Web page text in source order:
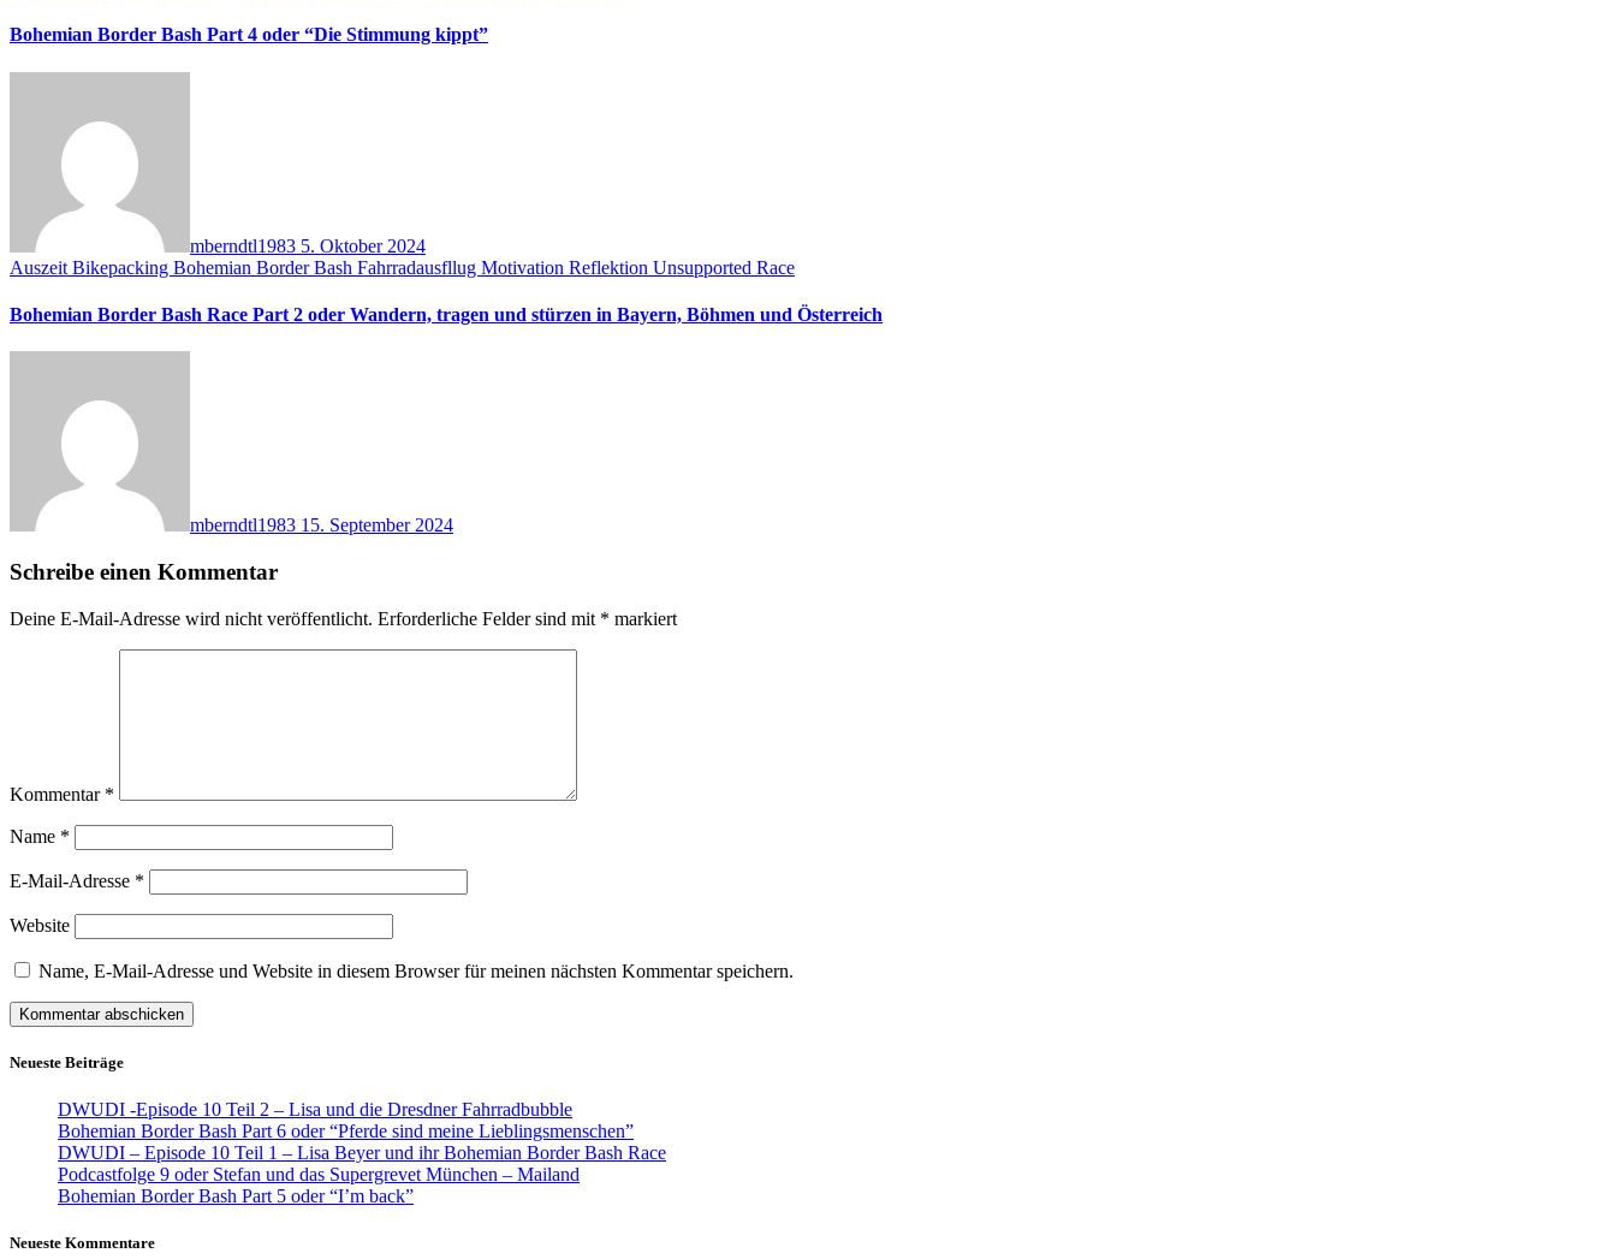
Bohemian Border Bash Part 4 oder “Die Stimmung kippt”
mberndtl1983 5. Oktober 2024
Auszeit Bikepacking Bohemian Border Bash Fahrradausfllug Motivation Reflektion Unsupported Race
Bohemian Border Bash Race Part 2 oder Wandern, tragen und stürzen in Bayern, Böhmen und Österreich
mberndtl1983 15. September 2024
Schreibe einen Kommentar
Deine E-Mail-Adresse wird nicht veröffentlicht. Erforderliche Felder sind mit * markiert
Kommentar *
Name *
E-Mail-Adresse *
Website
Name, E-Mail-Adresse und Website in diesem Browser für meinen nächsten Kommentar speichern.
Neueste Beiträge
DWUDI -Episode 10 Teil 2 – Lisa und die Dresdner Fahrradbubble
Bohemian Border Bash Part 6 oder “Pferde sind meine Lieblingsmenschen”
DWUDI – Episode 10 Teil 1 – Lisa Beyer und ihr Bohemian Border Bash Race
Podcastfolge 9 oder Stefan und das Supergrevet München – Mailand
Bohemian Border Bash Part 5 oder “I’m back”
Neueste Kommentare